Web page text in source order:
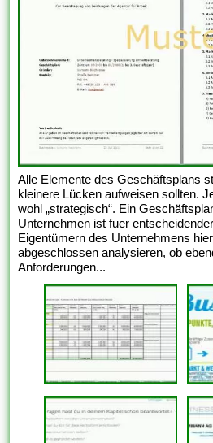
Alle Elemente des Geschäftsplans
kleinere Lücken aufweisen sollten.
wohl „strategisch“. Ein
Unternehmen ist fuer
Eigentümern des Unternehmens
abgeschlossen analysieren, ob
Anforderungen...